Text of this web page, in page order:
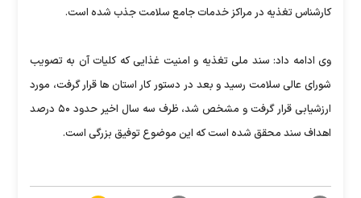
کارشناس تغذیه در مراکز خدمات جامع سلامت جذب شده است.
وی ادامه داد: سند ملی تغذیه و امنیت غذایی که کلیات آن به تصویب
شورای عالی سلامت رسید و بعد در دستور کار استان ها قرار گرفت، مورد
ارزشیابی قرار گرفت و مشخص شد، ظرف سه سال اخیر حدود ۵۰ درصد
اهداف سند محقق شده است که این موضوع توفیق بزرگی است.